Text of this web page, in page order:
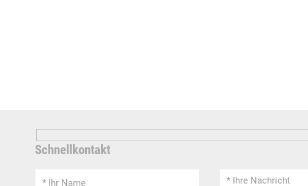
Schnellkontakt